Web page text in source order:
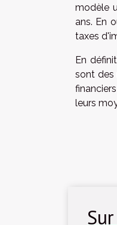
modèle
ans. En
taxes
En
sont des
leurs